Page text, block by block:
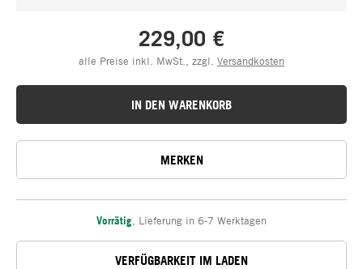
229,00 €
alle Preise inkl. MwSt., zzgl. Versandkosten
IN DEN WARENKORB
MERKEN
Vorrätig Lieferung in 6-7 Werktagen
VERFÜGBARKEIT IM LADEN